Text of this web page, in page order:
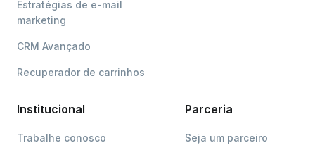
Estratégias de e-mail
marketing
CRM Avançado
Recuperador de carrinhos
Institucional
Trabalhe conosco
Parceria
Seja um parceiro